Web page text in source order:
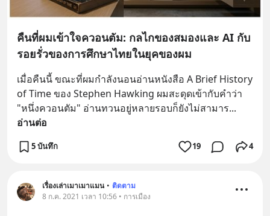
คืนที่ผมเข้าใจควอนตัม: กลไกของสมองและ AI กับ
รอยรั่วของการศึกษาไทยในยุคของผม
เมื่อคืนนี้ ขณะที่ผมกำลังนอนอ่านหนังสือ A Brief History
of Time ของ Stephen Hawking ผมสะดุดเข้ากับคำว่า
"หนึ่งควอนตัม" อ่านทวนอยู่หลายรอบก็ยังไม่สามาร
อ่านต่อ
5 บันทึก 19 4
เรื่องเล่าเมาเมาแมน • ติดตาม
8 ก.ค. 2021 เวลา 10:56 • การเมือง